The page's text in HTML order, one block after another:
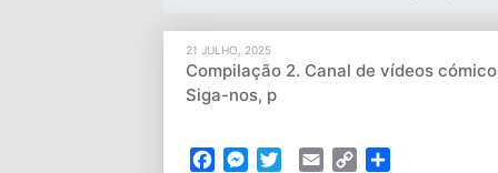
21 JULHO, 2025
Compilação 2. Canal de vídeos
Siga-nos, p
FacebookMessenger
TwitterEmail Copy